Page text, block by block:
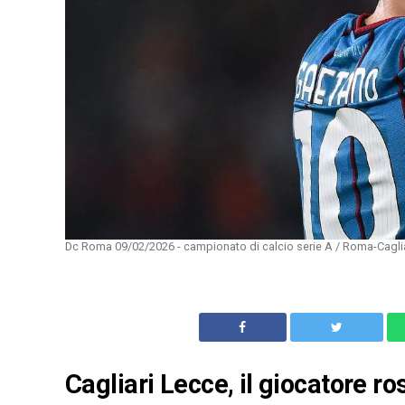
Dc Roma 09/02/2026 - campionato di calcio serie A / Roma-
Cagliari Lecce, il giocatore